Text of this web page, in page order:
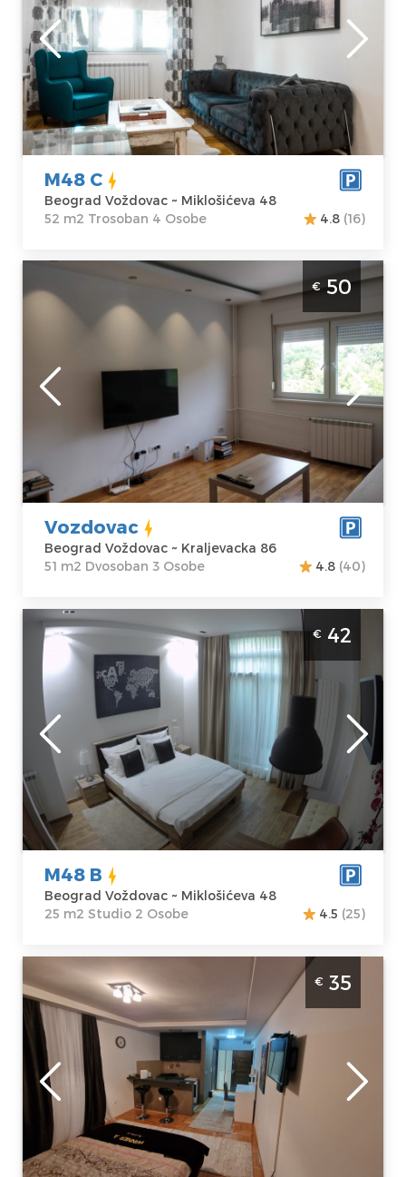
Lokacija:
Beograd
Voždovac
Adresa:
Miklošićeva 48
Cena69 €
Gosti:
Kvadratura :52
m2
Struktura :
Trosoban
M48 C
Beograd Voždovac ~ Miklošićeva 48
52 m2 Trosoban 4 Osobe
4.8 (16)
Dvosoban Apartman Vozdovac Beograd
Vozdovac Kompletno opremljen stan na
dan za 3 osobe
Lokacija:
Beograd
Voždovac
Kraljevacka 86
Cena50 €
Gosti:
Kvadratura :51
Struktura :
Dvosoban
€50
Vozdovac
Beograd Voždovac ~ Kraljevacka 86
51 m2 Dvosoban 3 Osobe
4.8 (40)
Studio Apartman M48 B Beograd Voždovac
Beograd
Lokacija:
Beograd
Voždovac
Adresa:
Miklošićeva 48
Cena42 €
Gosti:2
Kvadratura :
Struktura :
Studio
€ 42
M48 B
Beograd Voždovac ~ Miklošićeva 48
25 m2 Studio 2 Osobe
4.5 (25)
Studio Apartman Winer A 5 Beograd
Voždovac Moderno opremljen studio
apartman u blizini autoputa na Vozdovcu
Beograd
Lokacija:
Beograd
Voždovac
Adresa:
Mokroluška 107
Gosti:2
Kvadratura :31
m2
Struktura :
Studio
€ 35